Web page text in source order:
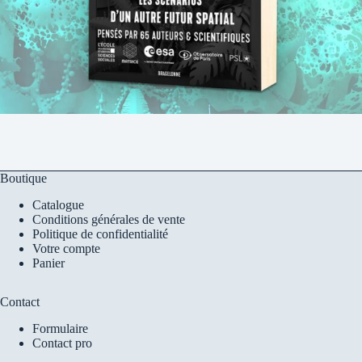
Boutique
Catalogue
Conditions générales de vente
Politique de confidentialité
Votre compte
Panier
Contact
Formulaire
Contact pro